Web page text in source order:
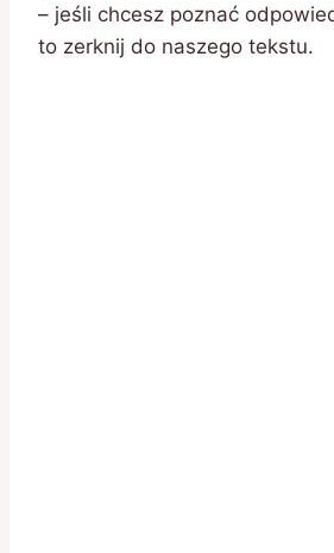
– jeśli chcesz poznać
to zerknij do naszego tekstu.